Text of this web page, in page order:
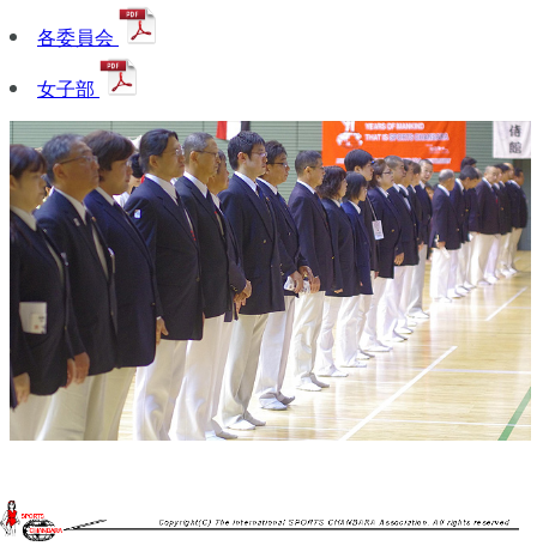
各委員会
女子部